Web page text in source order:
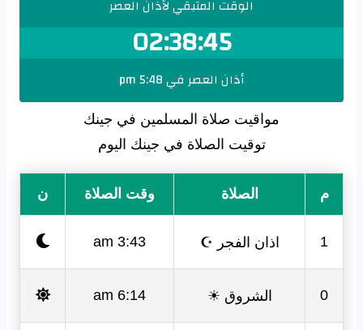
الوقت المتبقي لأذان العصر
02:38:45
أذان العصر في 5:48 pm
مواقيت صلاة المسلمين في جينك
توقيت الصلاة في جينك اليوم
م الصلاة وقت الصلاة ن
1 اذان الفجر ☪ 3:43 am
0 الشروق ☀ 6:14 am